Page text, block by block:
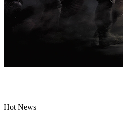
Hot News